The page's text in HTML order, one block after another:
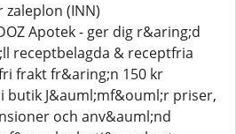
(INN)
Apotek - ger dig r&aring;d
receptbelagda & receptfria
frakt fr&aring;n 150 kr
butik J&auml;mf&ouml;r priser,
och anv&auml;nd